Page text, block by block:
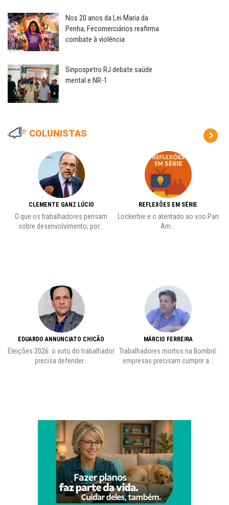
Nos 20 anos da Lei Maria da
Penha, Fecomerciários reafirma
combate à violência
Sinpospetro RJ debate saúde
mental e NR-1
COLUNISTAS
CLEMENTE GANZ LÚCIO
O que os trabalhadores pensam
sobre desenvolvimento; por...
EDUARDO ANNUNCIATO CHICÃO
Eleições 2026: o voto do trabalhador
precisa defender...
REFLEXÕES EM SÉRIE
Lockerbie e o atentado ao voo Pan
Am...
MÁRCIO FERREIRA
Trabalhadores mortos na Bombril:
empresas precisam cumprir a...